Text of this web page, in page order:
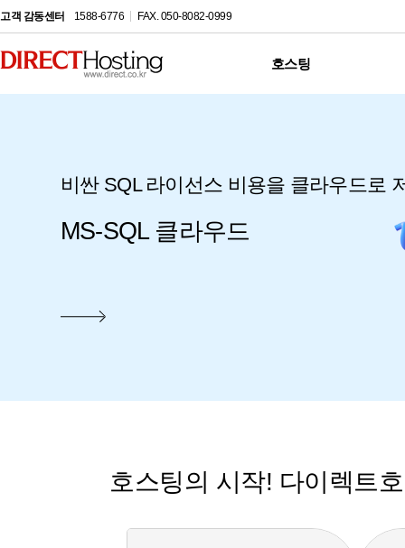
고객 감동센터 1588-6776 FAX. 050-8082-0999
호스팅
최상의 서비스, 최고의 프리미엄 호스팅
제대로된 관리형 웹호스팅으로
비싼 SQL 라이선스 비용을 클라우드로
MS-SQL 클라우드
지긋지긋한 SQL Injection, Cross Site
IPS/UTM으로 해결 OK
호스팅의 시작! 다이렉트